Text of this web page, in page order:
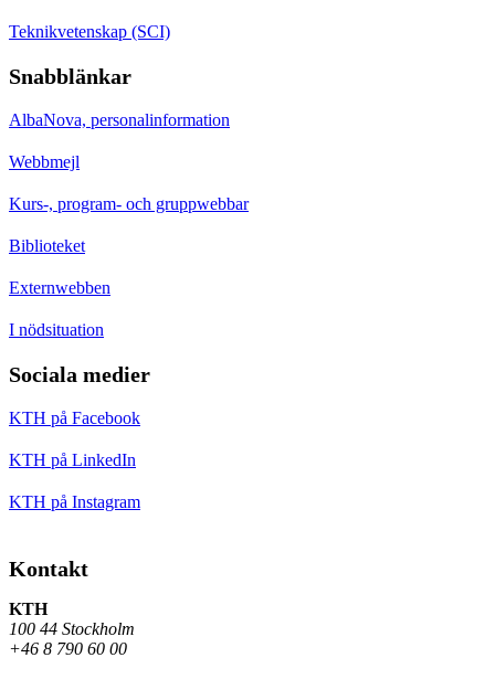
Teknikvetenskap (SCI)
Snabblänkar
AlbaNova, personalinformation
Webbmejl
Kurs-, program- och gruppwebbar
Biblioteket
Externwebben
I nödsituation
Sociala medier
KTH på Facebook
KTH på LinkedIn
KTH på Instagram
Kontakt
KTH
100 44 Stockholm
+46 8 790 60 00